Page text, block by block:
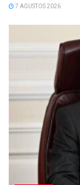
7 AĞUSTOS 2026